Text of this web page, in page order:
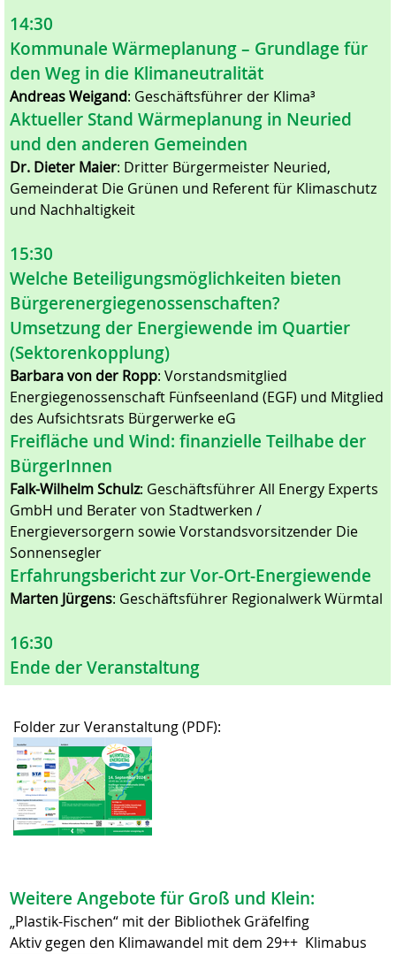
14:30
Kommunale Wärmeplanung – Grundlage für
den Weg in die Klimaneutralität
Andreas Weigand: Geschäftsführer der Klima³
Aktueller Stand Wärmeplanung in Neuried
und den anderen Gemeinden
Dr. Dieter Maier: Dritter Bürgermeister Neuried,
Gemeinderat Die Grünen und Referent für Klimaschutz
und Nachhaltigkeit
15:30
Welche Beteiligungsmöglichkeiten bieten
Bürgerenergiegenossenschaften?
Umsetzung der Energiewende im Quartier
(Sektorenkopplung)
Barbara von der Ropp: Vorstandsmitglied
Energiegenossenschaft Fünfseenland (EGF) und Mitglied
des Aufsichtsrats Bürgerwerke eG
Freifläche und Wind: finanzielle Teilhabe der
BürgerInnen
Falk-Wilhelm Schulz: Geschäftsführer All Energy Experts
GmbH und Berater von Stadtwerken /
Energieversorgern sowie Vorstandsvorsitzender Die
Sonnensegler
Erfahrungsbericht zur Vor-Ort-Energiewende
Marten Jürgens: Geschäftsführer Regionalwerk Würmtal
16:30
Ende der Veranstaltung
Folder zur Veranstaltung (PDF):
Weitere Angebote für Groß und Klein:
„Plastik-Fischen“ mit der Bibliothek Gräfelfing
Aktiv gegen den Klimawandel mit dem 29++ Klimabus